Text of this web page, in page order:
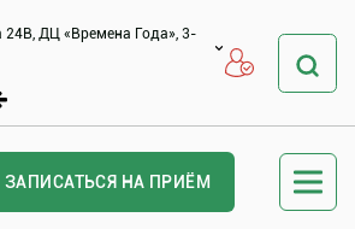
24В, ДЦ «Времена Года», 3-
ЗАПИСАТЬСЯ НА ПРИЁМ